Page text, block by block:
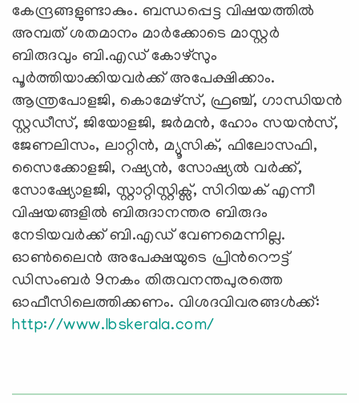
കേന്ദ്രങ്ങളുണ്ടാകും. ബന്ധപ്പെട്ട വിഷയത്തില്‍
അമ്പത് ശതമാനം മാര്‍ക്കോടെ മാസ്റ്റര്‍
ബിരുദവും ബി.എഡ് കോഴ്സും
പൂര്‍ത്തിയാക്കിയവര്‍ക്ക് അപേക്ഷിക്കാം.
ആന്ത്രപോളജി, കൊമേഴ്സ്, ഫ്രഞ്ച്, ഗാന്ധിയന്‍
സ്റ്റഡീസ്, ജിയോളജി, ജര്‍മന്‍, ഹോം സയന്‍സ്,
ജേണലിസം, ലാറ്റിന്‍, മ്യൂസിക്, ഫിലോസഫി,
സൈക്കോളജി, റഷ്യന്‍, സോഷ്യല്‍ വര്‍ക്ക്,
സോഷ്യോളജി, സ്റ്റാറ്റിസ്റ്റിക്സ്, സിറിയക് എന്നീ
വിഷയങ്ങളില്‍ ബിരുദാനന്തര ബിരുദം
നേടിയവര്‍ക്ക് ബി.എഡ് വേണമെന്നില്ല.
ഓണ്‍ലൈന്‍ അപേക്ഷയുടെ പ്രിന്‍റൌട്ട്
ഡിസംബര്‍ 9നകം തിരുവനന്തപുരത്തെ
ഓഫീസിലെത്തിക്കണം. വിശദവിവരങ്ങള്‍ക്ക്:
http://www.lbskerala.com/